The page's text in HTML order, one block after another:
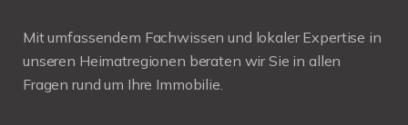
Mit umfassendem Fachwissen und lokaler Expertise in
unseren Heimatregionen beraten wir Sie in allen
Fragen rund um Ihre Immobilie.